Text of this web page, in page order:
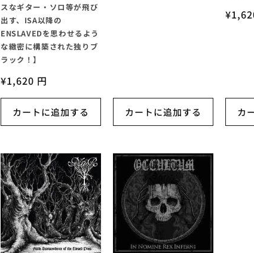
スなギター・ソロ等が飛び
出す、ISA以降の
ENSLAVEDを思わせるよう
な緻密に構築された独りブ
ラック！】
通
常
格
¥1,620 円
カートに追加する カートに追加する
通
カ